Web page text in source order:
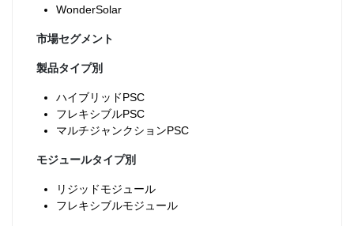
WonderSolar
市場セグメント
製品タイプ別
ハイブリッドPSC
フレキシブルPSC
マルチジャンクションPSC
モジュールタイプ別
リジッドモジュール
フレキシブルモジュール